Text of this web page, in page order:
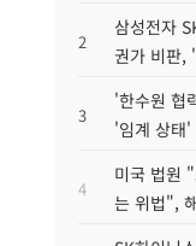
2
삼성전자
권가 비판,
3
'한수원 협
'임계 상태'
4
미국 법원
는 위법",